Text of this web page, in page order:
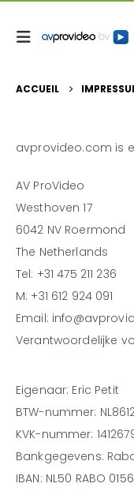
ACCUEIL
avprovideo.com is
AV ProVideo
Westhoven 17
6042 NV Roermond
The Netherlands
Tel: +31 475 211 236
M: +31 612 924 091
Email:
Verantwoordelijke
Eigenaar: Eric Petit
BTW-nummer:
KVK-nummer:
Bankgegevens:
IBAN: NL50 RABO